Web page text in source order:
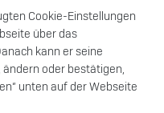
Cookie-Einstellungen
über das
kann er seine
oder bestätigen,
unten auf der Webseite